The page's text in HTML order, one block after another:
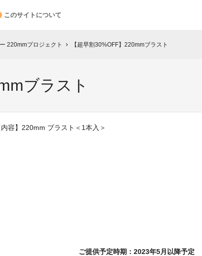
このサイトについて
220mmプロジェクト chevron_right 【超早割30%OFF】220mmブラスト
ブラスト
内容】220mm ブラスト＜1本入＞
ご提供予定時期：2023年5月以降予定